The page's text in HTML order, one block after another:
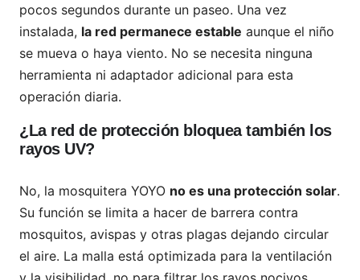
pocos segundos durante un paseo. Una vez
instalada, la red permanece estable aunque el niño
se mueva o haya viento. No se necesita ninguna
herramienta ni adaptador adicional para esta
operación diaria.
¿La red de protección bloquea también los
rayos UV?
No, la mosquitera YOYO no es una protección solar.
Su función se limita a hacer de barrera contra
mosquitos, avispas y otras plagas dejando circular
el aire. La malla está optimizada para la ventilación